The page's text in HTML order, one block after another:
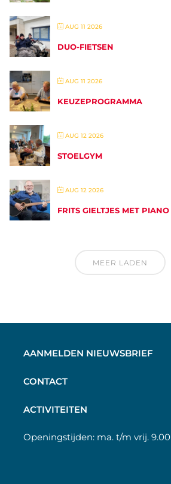
AUG 11 2026
DUO-FIETSEN
AUG 11 2026
KEUZEPROGRAMMA
AUG 12 2026
STOELGYM
AUG 12 2026
FRITS GIELTJES MET
MEER LADEN
AANMELDEN NIEUWSBRIEF
CONTACT
ACTIVITEITEN
Openingstijden: ma. t/m vrij.